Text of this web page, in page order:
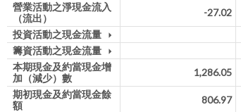
營業活動之淨現金流入
（流出）
-27.02
投資活動之現金流量 arrow_drop_down
籌資活動之現金流量 arrow_drop_down
本期現金及約當現金增
加（減少）數
1,286.05
期初現金及約當現金餘
額
806.97